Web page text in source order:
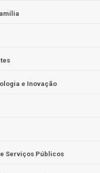
e Inovação
Serviços Públicos